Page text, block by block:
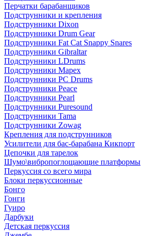
Перчатки барабанщиков
Подструнники и крепления
Подструнники Dixon
Подструнники Drum Gear
Подструнники Fat Cat Snappy Snares
Подструнники Gibraltar
Подструнники LDrums
Подструнники Mapex
Подструнники PC Drums
Подструнники Peace
Подструнники Pearl
Подструнники Puresound
Подструнники Tama
Подструнники Zowag
Крепления для подструнников
Усилители для бас-барабана Кикпорт
Цепочки для тарелок
Шумо\вибропоглощающие платформы
Перкуссия со всего мира
Блоки перкуссионные
Бонго
Гонги
Гуиро
Дарбуки
Детская перкуссия